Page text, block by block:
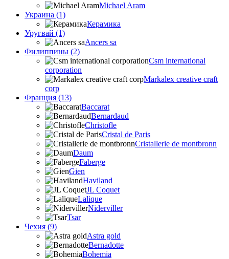
Michael Aram
Украина (1)
Керамика
Уругвай (1)
Ancers sa
Филиппины (2)
Csm international
corporation
Markalex creative craft
corp
Франция (13)
Baccarat
Bernardaud
Christofle
Cristal de Paris
Cristallerie de montbronn
Daum
Faberge
Gien
Haviland
JL Coquet
Lalique
Niderviller
Tsar
Чехия (9)
Astra gold
Bernadotte
Bohemia